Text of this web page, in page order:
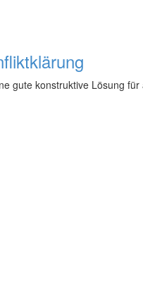
gute konstruktive Lösung